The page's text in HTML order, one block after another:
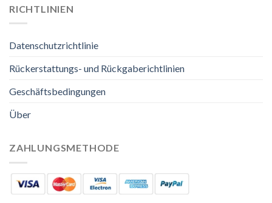
RICHTLINIEN
Datenschutzrichtlinie
Rückerstattungs- und Rückgaberichtlinien
Geschäftsbedingungen
Über
ZAHLUNGSMETHODE